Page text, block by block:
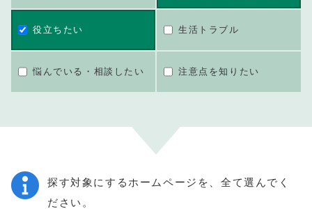
役立ちたい 生活トラブル
悩んでいる・相談したい 注意点を知りたい
探す対象にするホームページを、全て選んでく
ださい。